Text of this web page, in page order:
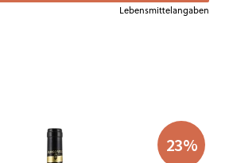
Lebensmittelangaben
23%